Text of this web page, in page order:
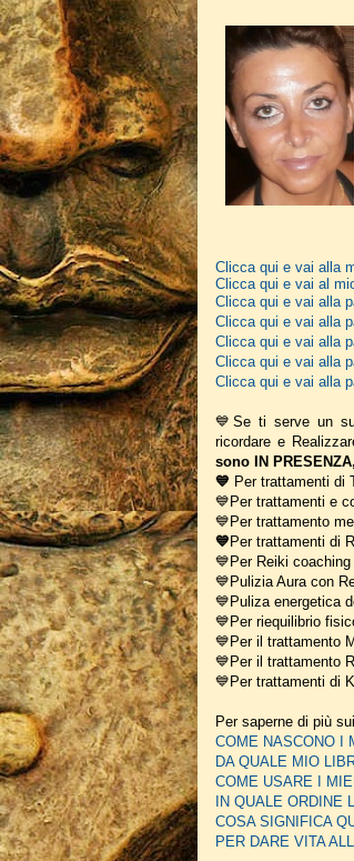
Clicca qui e vai alla
Clicca qui e vai al
Clicca qui e vai alla
Clicca qui e vai alla
Clicca qui e vai alla
Clicca qui e vai alla
Clicca qui e vai alla
💙Se ti serve un
ricordare e
sono IN
💙 Per trattamenti di
💙Per trattamenti e
💙Per trattamento
💙 Per trattamenti di
💙Per Reiki coaching
💙Pulizia Aura con
💙Puliza energetica
💙Per riequilibrio
💙Per il trattamento
💙Per il trattamento
💙Per trattamenti di
Per saperne di più
COME NASCONO I
DA QUALE MIO
COME USARE I
IN QUALE ORDINE
COSA SIGNIFICA
PER DARE VITA